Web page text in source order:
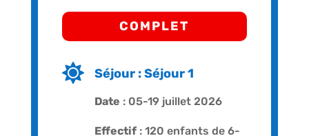
COMPLET
 Séjour : Séjour 1
Date : 05-19 juillet 2026
Effectif: 120 enfants de 6-